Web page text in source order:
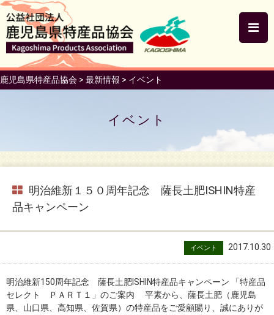
鹿児島県特産品協会 > 最新情報 > イベント
イベント
明治維新１５０周年記念 薩長土肥ISHIN特産
品キャンペーン
イベント 2017.10.30
明治維新150周年記念 薩長土肥ISHIN特産品キャンペーン 「特産品
セレクト ＰＡＲＴ１」のご案内 平素から、薩長土肥（鹿児島
県、山口県、高知県、佐賀県）の特産品をご愛顧賜り、誠にありが